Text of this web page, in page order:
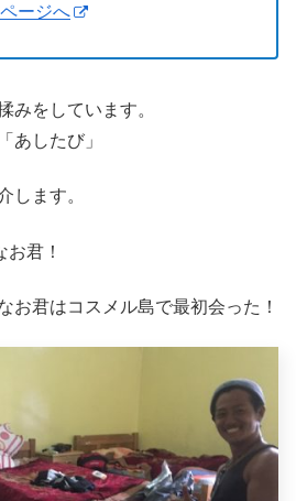
ージへ
みをしています。
あしたび」
します。
君！
お君はコスメル島で最初会った！